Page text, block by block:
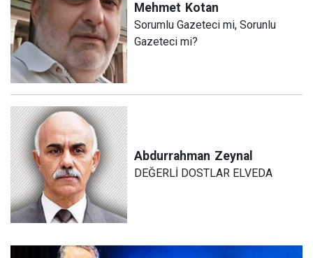
Mehmet Kotan
Sorumlu Gazeteci mi, Sorunlu
Gazeteci mi?
Abdurrahman Zeynal
DEĞERLİ DOSTLAR ELVEDA